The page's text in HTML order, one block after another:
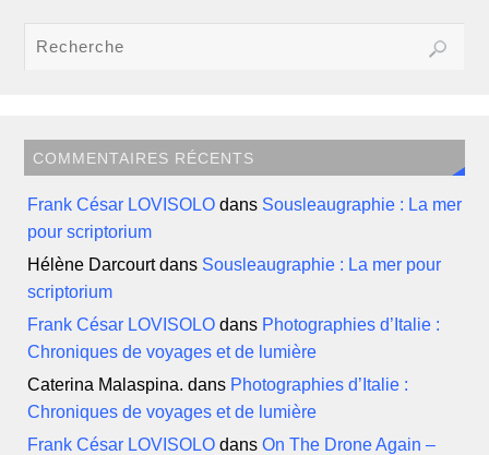
COMMENTAIRES RÉCENTS
Frank César LOVISOLO dans Sousleaugraphie : La mer
pour scriptorium
Hélène Darcourtdans Sousleaugraphie : La mer pour
scriptorium
Frank César LOVISOLO dans Photographies d’Italie :
Chroniques de voyages et de lumière
Caterina Malaspina. dans Photographies d’Italie :
Chroniques de voyages et de lumière
Frank César LOVISOLO dansOn The Drone Again –